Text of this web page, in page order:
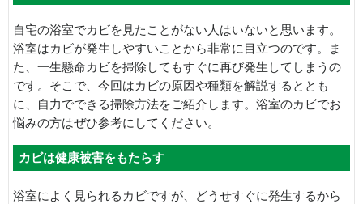
自宅の浴室でカビを見たことがない人はいないと思います。
浴室はカビが発生しやすいことから非常に目立つのです。ま
た、一生懸命カビを掃除してもすぐに再び発生してしまうの
です。そこで、今回はカビの原因や種類を解説するととも
に、自力でできる掃除方法をご紹介します。浴室のカビでお
悩みの方はぜひ参考にしてください。
カビは健康被害をもたらす
浴室によく見られるカビですが、どうせすぐに発生するから